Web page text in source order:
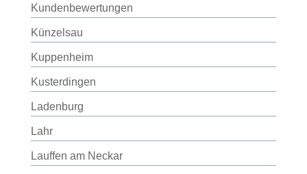
Kundenbewertungen
Künzelsau
Kuppenheim
Kusterdingen
Ladenburg
Lahr
Lauffen am Neckar